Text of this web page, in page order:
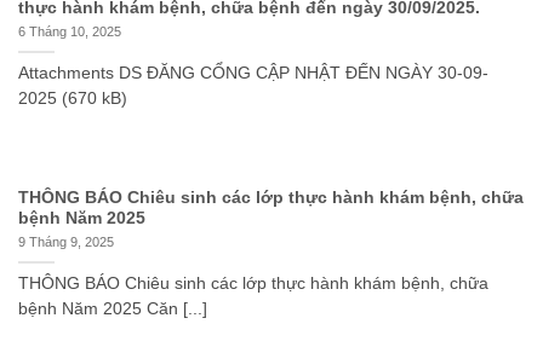
thực hành khám bệnh, chữa bệnh đến ngày 30/09/2025.
6 Tháng 10, 2025
Attachments DS ĐĂNG CỔNG CẬP NHẬT ĐẾN NGÀY 30-09-
2025 (670 kB)
THÔNG BÁO Chiêu sinh các lớp thực hành khám bệnh, chữa
bệnh Năm 2025
9 Tháng 9, 2025
THÔNG BÁO Chiêu sinh các lớp thực hành khám bệnh, chữa
bệnh Năm 2025 Căn [...]